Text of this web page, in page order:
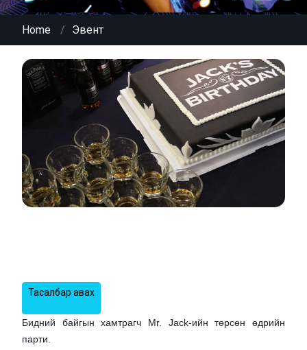
Home Эвент
Тасалбар авах
Бидний байгын хамтрагч Mr. Jack-ийнтөрсөн өдрийн
парти.